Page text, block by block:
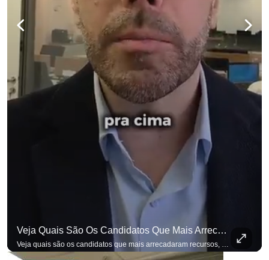
Veja Quais São Os Candidatos Que Mais Arrecadaram Recursos, Até Agora, Por Meio De Vaquinhas Eleito
Veja quais são os candidatos que mais arrecadaram recursos, até agora, por meio de vaquinhas eleitorais. #OAntagonista Se você busca informação com credibilidade, inscreva-se agora e ative o